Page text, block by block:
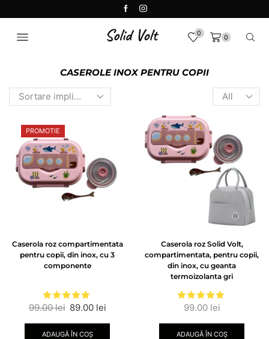
0
0
CASEROLE INOX PENTRU COPII
PROMOTIE
Caserola roz compartimentata
pentru copii, din inox, cu 3
componente
99.00lei 89.00 lei
ADAUGĂ ÎN COȘ
Caserola roz Solid Volt,
compartimentata, pentru copii,
din inox, cu geanta
termoizolanta gri
99.00 lei
ADAUGĂ ÎN COȘ